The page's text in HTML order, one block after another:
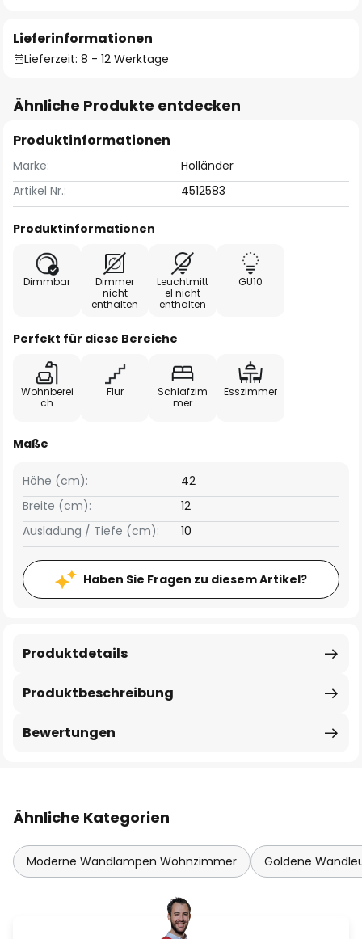
Lieferinformationen
Lieferzeit: 8 - 12 Werktage
Ähnliche Produkte entdecken
Produktinformationen
Marke:
Holländer
Artikel Nr.:
4512583
Produktinformationen
Dimmbar
Dimmer
nicht
enthalten
Leuchtmitt
el nicht
enthalten
GU10
Perfekt für diese Bereiche
Wohnberei
ch
Flur
Schlafzim
mer
Esszimmer
Maße
Breite (cm): 12
Höhe (cm): 42
Ausladung / Tiefe (cm): 10
Haben Sie Fragen zu diesem Artikel?
Produktbeschreibung
Produktdetails
Bewertungen
Ähnliche Kategorien
Moderne Wandlampen Wohnzimmer Goldene